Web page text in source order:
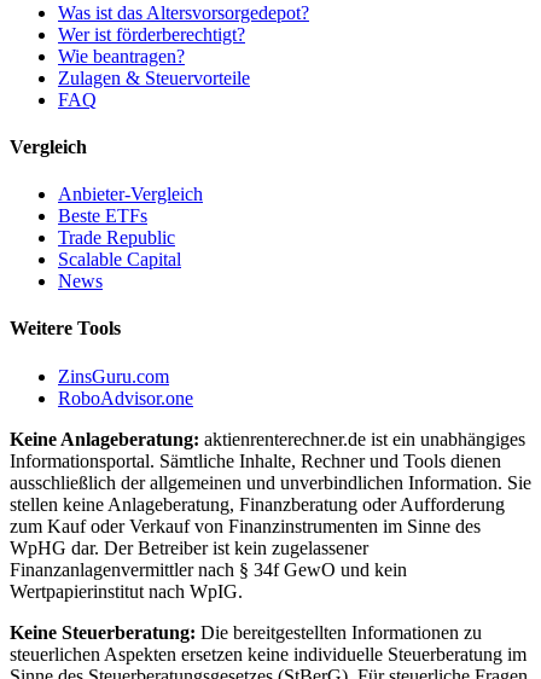
Was ist das Altersvorsorgedepot?
Wer ist förderberechtigt?
Wie beantragen?
Zulagen & Steuervorteile
FAQ
Vergleich
Anbieter-Vergleich
Beste ETFs
Trade Republic
Scalable Capital
News
Weitere Tools
ZinsGuru.com
RoboAdvisor.one
Keine Anlageberatung: aktienrenterechner.de ist ein unabhängiges
Informationsportal. Sämtliche Inhalte, Rechner und Tools dienen
ausschließlich der allgemeinen und unverbindlichen Information. Sie
stellen keine Anlageberatung, Finanzberatung oder Aufforderung
zum Kauf oder Verkauf von Finanzinstrumenten im Sinne des
WpHG dar. Der Betreiber ist kein zugelassener
Finanzanlagenvermittler nach § 34f GewO und kein
Wertpapierinstitut nach WpIG.
Keine Steuerberatung: Die bereitgestellten Informationen zu
steuerlichen Aspekten ersetzen keine individuelle Steuerberatung im